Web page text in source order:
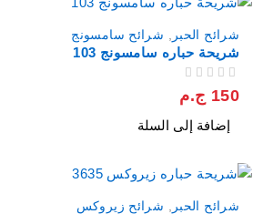
شرائح الحبر شرائح سامسونج
شريحة حباره سامسونج 103
150 ج.م
إضافة إلى السلة
شرائح الحبر شرائح زيروكس